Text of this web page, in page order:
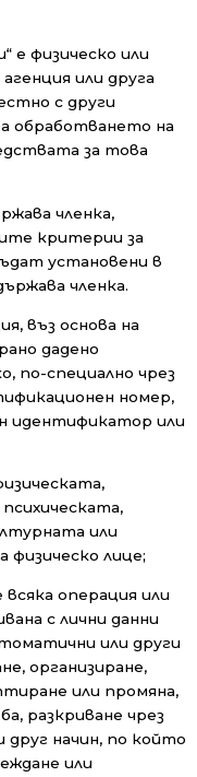
е физическо или
или друга
с други
обработването на
за това
членка,
критерии за
установени в
членка.
въз основа на
дадено
по-специално чрез
номер,
идентификатор или
или
физическо лице;
всяка операция или
с лични данни
или други
организиране,
или промяна,
разкриване чрез
друг начин, по който
или